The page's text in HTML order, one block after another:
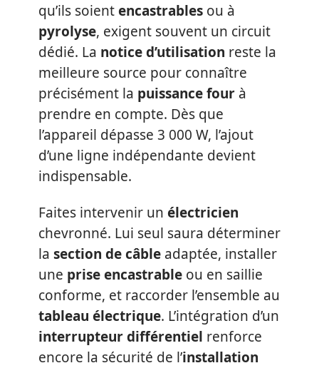
qu’ils soientencastrables ou à
pyrolyse, exigent souvent un circuit
dédié. La notice d’utilisation reste la
meilleure source pour connaître
précisément la puissance four à
prendre en compte. Dès que
l’appareil dépasse 3 000 W, l’ajout
d’une ligne indépendante devient
indispensable.
Faites intervenir un électricien
chevronné. Lui seul saura déterminer
la section de câble adaptée, installer
une prise encastrable ou en saillie
conforme, et raccorder l’ensemble au
tableau électrique. L’intégration d’un
interrupteur différentiel renforce
encore la sécurité de l’installation